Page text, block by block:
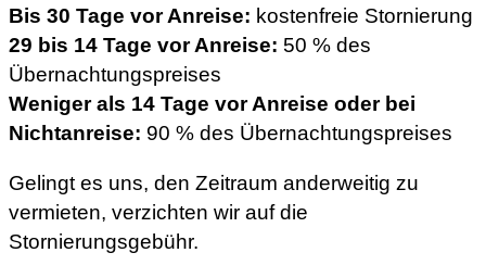
Bis 30 Tage vor Anreise: kostenfreie Stornierung
29 bis 14 Tage vor Anreise: 50 % des
Übernachtungspreises
Weniger als 14 Tage vor Anreise oder bei
Nichtanreise: 90 % des Übernachtungspreises
Gelingt es uns, den Zeitraum anderweitig zu
vermieten, verzichten wir auf die
Stornierungsgebühr.